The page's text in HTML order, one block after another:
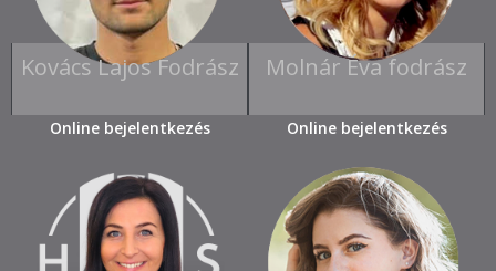
Kovács Lajos Fodrász
Online bejelentkezés
Molnár Éva fodrász
Online bejelentkezés